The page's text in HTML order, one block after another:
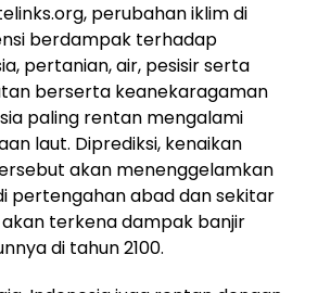
perubahan iklim di
berdampak terhadap
pertanian, air, pesisir serta
berserta keanekaragaman
paling rentan mengalami
laut. Diprediksi, kenaikan
akan menenggelamkan
pertengahan abad dan sekitar
akan terkena dampak banjir
di tahun 2100.